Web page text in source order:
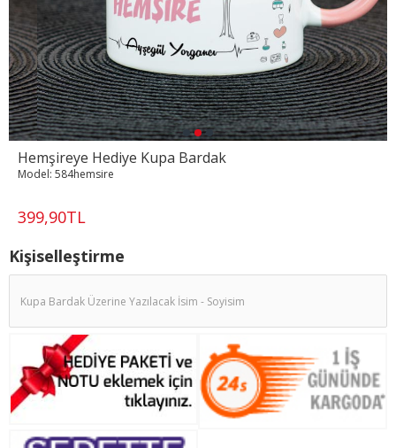
Hemşireye Hediye Kupa Bardak
399,90TL
Model: 584hemsire
Kişiselleştirme